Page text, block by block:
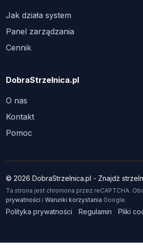
Jak działa system
Panel zarządzania
Cennik
DobraStrzelnica.pl
O nas
Kontakt
Pomoc
© 2026 DobraStrzelnica.pl - Znajdź
Ta strona jest chroniona przez reCAPTCHA.
prywatności i Warunki korzystania Google.
Polityka prywatności Regulamin Pliki